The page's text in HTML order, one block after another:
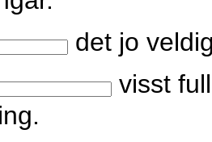
det jo
visst